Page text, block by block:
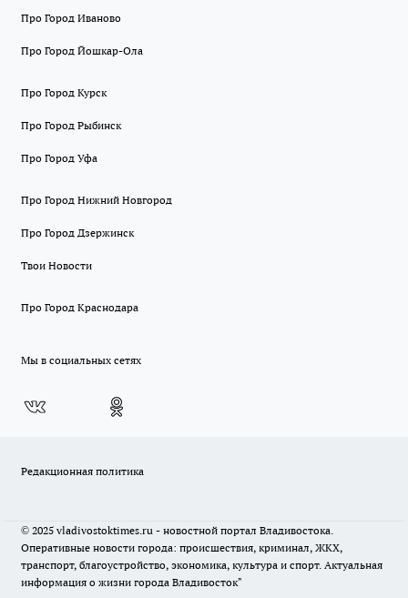
Про Город Иваново
Про Город Йошкар-Ола
Про Город Курск
Про Город Рыбинск
Про Город Уфа
Про Город Нижний Новгород
Про Город Дзержинск
Твои Новости
Про Город Краснодара
Мы в социальных сетях
Редакционная политика
© 2025 vladivostoktimes.ru - новостной портал Владивостока.
Оперативные новости города: происшествия, криминал, ЖКХ,
транспорт, благоустройство, экономика, культура и спорт. Актуальная
информация о жизни города Владивосток"